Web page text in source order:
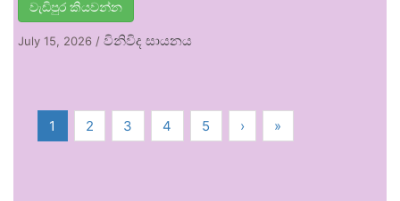
වැඩිපුර කියවන්න
July 15, 2026 / විනිවිද සායනය
1 2 3 4 5 › »